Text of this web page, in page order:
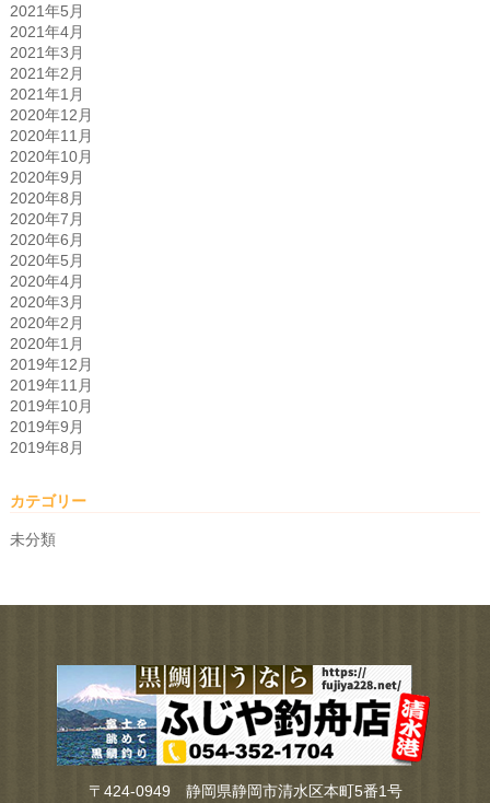
2021年5月
2021年4月
2021年3月
2021年2月
2021年1月
2020年12月
2020年11月
2020年10月
2020年9月
2020年8月
2020年7月
2020年6月
2020年5月
2020年4月
2020年3月
2020年2月
2020年1月
2019年12月
2019年11月
2019年10月
2019年9月
2019年8月
カテゴリー
未分類
〒424-0949 静岡県静岡市清水区本町5番1号